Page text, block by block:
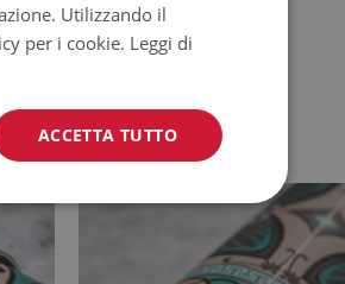
Utilizzando il
per i cookie. Leggi di
ACCETTA TUTTO